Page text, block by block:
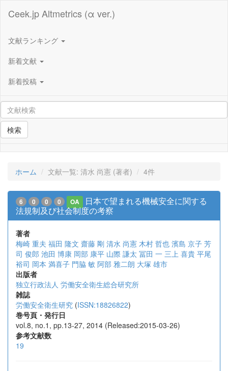
Ceek.jp Altmetrics (α ver.)
文献ランキング
新着文献
新着投稿
検索
ホーム 文献一覧: 清水 尚憲 (著者) 4件
6 0 0 0 OA
日本で望まれる機械安全に関する
法規制及び社会制度の考察
著者
梅崎 重夫 福田 隆文 齋藤 剛 清水 尚憲 木村 哲也 濱島 京子 芳
司 俊郎 池田 博康 岡部 康平 山際 謙太 冨田 一 三上 喜貴 平尾
裕司 岡本 満喜子 門脇 敏 阿部 雅二朗 大塚 雄市
出版者
独立行政法人 労働安全衛生総合研究所
雑誌
労働安全衛生研究 (ISSN:18826822)
巻号頁・発行日
vol.8, no.1, pp.13-27, 2014 (Released:2015-03-26)
参考文献数
19